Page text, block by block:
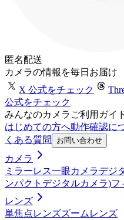
匿名配送
カメラの情報を毎日お届け
X 公式をチェック
公式をチェック
みんなのカメラご利用ガイ
はじめての方へ動作確認に
くある質問
お問い合わせ
カメラ
ミラーレス一眼カメラデジ
ンパクトデジタルカメラ)フ
レンズ
単焦点レンズズームレンズ